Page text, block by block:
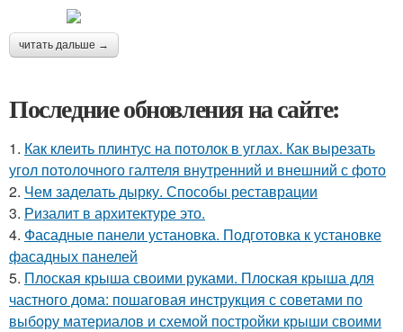
читать дальше →
Последние обновления на сайте:
1. Как клеить плинтус на потолок в углах. Как вырезать
угол потолочного галтеля внутренний и внешний с фото
2. Чем заделать дырку. Способы реставрации
3. Ризалит в архитектуре это.
4. Фасадные панели установка. Подготовка к установке
фасадных панелей
5. Плоская крыша своими руками. Плоская крыша для
частного дома: пошаговая инструкция с советами по
выбору материалов и схемой постройки крыши своими